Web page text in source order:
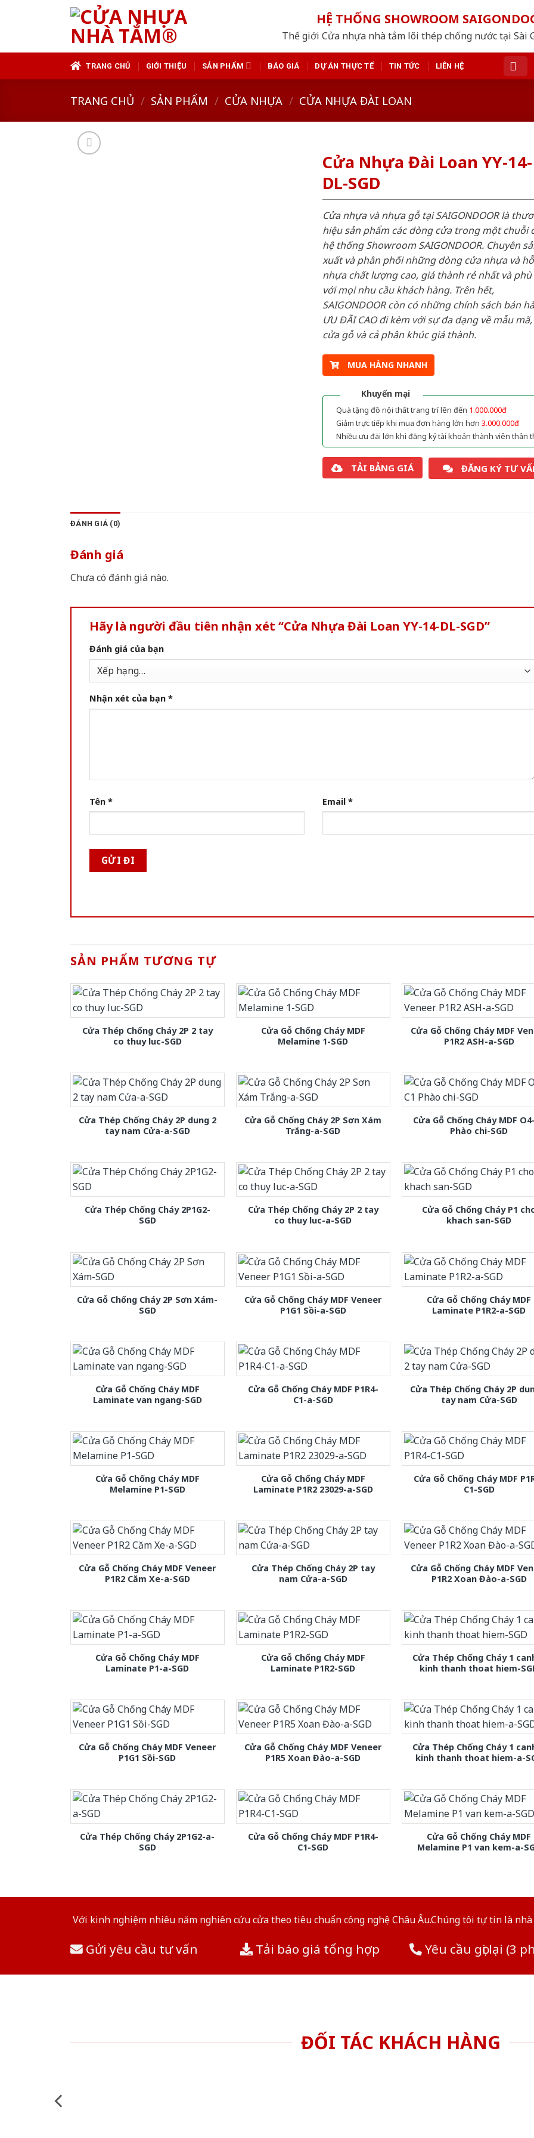
HỆ THỐNG SHOWROOM
Thế giới Cửa nhựa nhà tắm lõi thép chống nước tại Sài
TRANG CHỦ GIỚI THIỆU SẢN PHẨM BÁO GIÁ DỰ ÁN THỰC TẾ TIN TỨC LIÊN HỆ
TRANG CHỦ / SẢN PHẨM / CỬA NHỰA / CỬA NHỰA ĐÀI LOAN
Cửa Nhựa Đài Loan YY-14-
DL-SGD
Cửa nhựa và nhựa gỗ tại SAIGONDOOR là
hiệu sản phẩm các dòng cửa trong một chuỗi
hệ thống Showroom SAIGONDOOR. Chuyên
xuất và phân phối những dòng cửa nhựa và
nhựa chất lượng cao, giá thành rẻ nhất và
với mọi nhu cầu khách hàng. Trên hết,
SAIGONDOOR còn có những chính sách bán
ƯU ĐÃI CAO đi kèm với sự đa dạng về mẫu
cửa gỗ và cả phân khúc giá thành.
MUA HÀNG NHANH
Khuyến mại
Quà tặng đồ nội thất trang trí lên đến 1.000.000đ
Giảm trực tiếp khi mua đơn hàng lớn hơn 3.000.000đ
Nhiều ưu đãi lớn khi đăng ký tài khoản thành viên thân
TẢI BẢNG GIÁ ĐĂNG KÝ TƯ
ĐÁNH GIÁ (0)
Đánh giá
Chưa có đánh giá nào.
Hãy là người đầu tiên nhận xét “Cửa Nhựa Đài Loan YY-14-DL-SGD”
Đánh giá của bạn
Nhận xét của bạn *
Tên * Email *
SẢN PHẨM TƯƠNG TỰ
Cửa Thép Chống Cháy 2P 2 tay
co thuy luc-SGD
Cửa Gỗ Chống Cháy MDF
Melamine 1-SGD
Cửa Gỗ Chống Cháy MDF
P1R2 ASH-a-SGD
Cửa Thép Chống Cháy 2P dung 2
tay nam Cửa-a-SGD
Cửa Gỗ Chống Cháy 2P Sơn Xám
Trắng-a-SGD
Cửa Gỗ Chống Cháy MDF
Phào chi-SGD
Cửa Thép Chống Cháy 2P1G2-
SGD
Cửa Thép Chống Cháy 2P 2 tay
co thuy luc-a-SGD
Cửa Gỗ Chống Cháy P1
khach san-SGD
Cửa Gỗ Chống Cháy 2P Sơn Xám-
SGD
Cửa Gỗ Chống Cháy MDF Veneer
P1G1 Sồi-a-SGD
Cửa Gỗ Chống Cháy MDF
Laminate P1R2-a-SGD
Cửa Gỗ Chống Cháy MDF
Laminate van ngang-SGD
Cửa Gỗ Chống Cháy MDF P1R4-
C1-a-SGD
Cửa Thép Chống Cháy 2P
tay nam Cửa-SGD
Cửa Gỗ Chống Cháy MDF
Melamine P1-SGD
Cửa Gỗ Chống Cháy MDF
Laminate P1R2 23029-a-SGD
Cửa Gỗ Chống Cháy MDF
C1-SGD
Cửa Gỗ Chống Cháy MDF Veneer
P1R2 Căm Xe-a-SGD
Cửa Thép Chống Cháy 2P tay
nam Cửa-a-SGD
Cửa Gỗ Chống Cháy MDF
P1R2 Xoan Đào-a-SGD
Cửa Gỗ Chống Cháy MDF
Laminate P1-a-SGD
Cửa Gỗ Chống Cháy MDF
Laminate P1R2-SGD
Cửa Thép Chống Cháy 1
kinh thanh thoat hiem-
Cửa Gỗ Chống Cháy MDF Veneer
P1G1 Sồi-SGD
Cửa Gỗ Chống Cháy MDF Veneer
P1R5 Xoan Đào-a-SGD
Cửa Thép Chống Cháy 1
kinh thanh thoat hiem-a-
Cửa Thép Chống Cháy 2P1G2-a-
SGD
Cửa Gỗ Chống Cháy MDF P1R4-
C1-SGD
Cửa Gỗ Chống Cháy MDF
Melamine P1 van kem-a-
Với kinh nghiệm nhiêu năm nghiên cứu cửa theo tiêu chuẩn công nghệ Châu Âu.Chúng tôi tự tin là
Gửi yêu cầu tư vấn Tải báo giá tổng hợp Yêu cầu gọi lại (3
ĐỐI TÁC KHÁCH HÀNG